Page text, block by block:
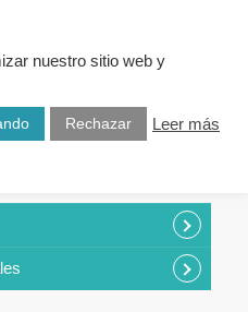
nuestro sitio web y
Rechazar
Leer más